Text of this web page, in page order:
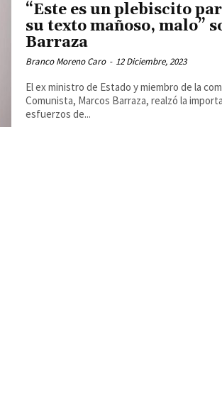
“Este es un plebiscito
su texto mañoso, malo”
Barraza
Branco Moreno Caro - 12 Diciembre, 2023
El ex ministro de Estado y miembro de la
Comunista, Marcos Barraza, realzó la
esfuerzos de...